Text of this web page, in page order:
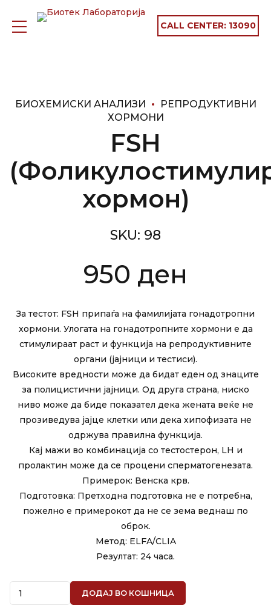
CALL CENTER: 13090
БИОХЕМИСКИ АНАЛИЗИ
РЕПРОДУКТИВНИ
ХОРМОНИ
FSH
хормон)
SKU: 98
950 ден
За тестот: FSH припаѓа на фамилијата гонадотропни
хормони. Улогата на гонадотропните хормони е да
стимулираат раст и функција на репродуктивните
органи (јајници и тестиси).
Високите вредности може да бидат еден од знаците
за полицистични јајници. Од друга страна, ниско
ниво може да биде показател дека жената веќе не
прозиведува јајце клетки или дека хипофизата не
одржува правилна функција.
Кај мажи во комбинација со тестостерон, LH и
пролактин може да се процени сперматогенезата.
Примерок: Венска крв.
Подготовка: Претходна подготовка не е потребна,
пожелно е примерокот да не се зема веднаш по
оброк.
Метод: ELFA/CLIA
Резултат: 24 часа.
Quantity ДОДАЈ ВО КОШНИЦА